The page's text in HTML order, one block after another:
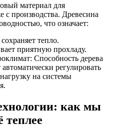
материал для
с производства. Древесина
что означает:
тепло.
приятную прохладу.
Способность дерева
регулировать
на системы
как мы
теплее